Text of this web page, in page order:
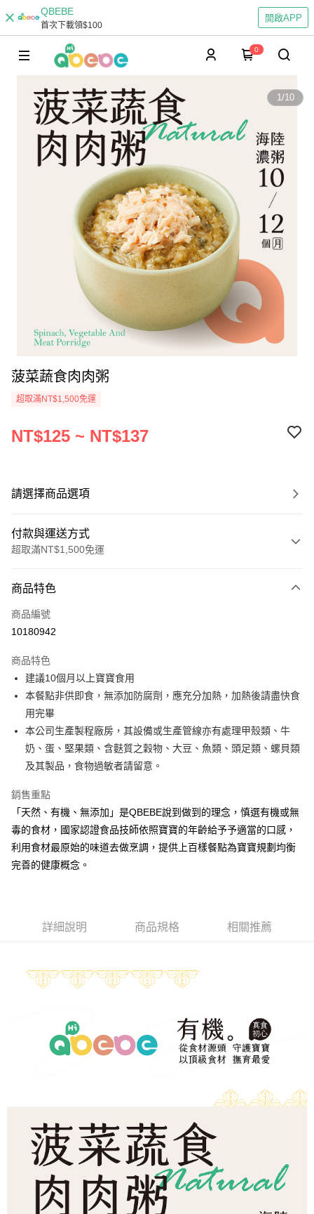
QBEBE
首次下載領$100
開啟APP
0
1/10
菠菜蔬食肉肉粥
超取滿NT$1,500免運
NT$125 ~ NT$137
請選擇商品選項
付款與運送方式
超取滿NT$1,500免運
信用卡一次付款
LINE Pay
街口支付
悠遊付
全盈+PAY
大哥付你分期
相關說明
1.本服務由台灣大哥大提供，台灣大哥大用戶可立即使用無須另外申請。
2.付款方式選擇「大哥付你分期」，訂單成立後會自動跳轉到大哥付的交易
流程，驗證手機門號後，選擇欲分期的期數、繳款截止日，確認付款後即完
成交易。
3.實際核准額度、可分期數及費用金額請依後續交易確認頁面所載為準。
4.訂單成立30分鐘內，如未前往確認交易或遇審核未通過，訂單將自動取
醒簡訊。
【注意事項】
1.本服務係由「台灣大哥大股份有限公司」（以下簡稱本公司）所提供，讓
2.基於同意付款使用「大哥付你分期」之契約關係目的，商店將以您的個人
資料（包含姓名、電話或地址）提供予台灣大哥大進項蒐集、處理及利用，
由本公司與您本人進行分期帳單所需資料之確認、核對及更正。
https://oppay.tw/userRule
AFTEE先享後付
相關說明
【關於「AFTEE先享後付」】
AFTEE先享後付是「在收到商品之後才付款」的支付方式。 讓您購物簡單
便利好安心！
１．簡單：不需註冊會員、不需綁卡、不需儲值。
１．於結帳方式選擇「AFTEE先享後付」後，將跳轉至「AFTEE先享後付」
３．收到繳費通知簡訊後14天內，點擊此簡訊中的連結，可透過四大超商／
ATM／網路銀行／等多元方式進行付款，方視為交易完成。
購買商品的店家。未經商家同意取消之訂單仍視為有效，需透過AFTEE先享
後付繳納相關費用。
※ 交易是否成功請以「AFTEE先享後付 」之結帳頁面顯示為準，若有關於
是否繳費成功／繳費後需取消欲退款等相關疑問，請聯繫「AFTEE先享後付
客戶支援中心」https://netprotections.freshdesk.com/support/home
１．透過由恩沛科技股份有限公司提供之「AFTEE先享後付」服務完成之交
易，需依本服務之必要範圍內提供個人資料，並將交易相關給付款項請求債
２．關於個人資料處理事宜，請瀏覽以下網址：
https://aftee.tw/terms/#terms3
３．未成年的使用者請事先徵得法定代理人或監護人之同意方可使用
「AFTEE先享後付」，若未經同意申辦者引起之損失，本公司不負相關責
４．使用「AFTEE先享後付」時，將依據個別帳號之用戶狀況，依本公司即
時審查核予不同之上限額度；若仍有額度不足之情形，本公司將視審查結果
冷凍宅配-本島
每筆NT$150，滿NT$1,500(含以上)免運費
冷凍宅配-離島
每筆NT$260
商品特色
商品編號
10180942
商品特色
建議10個月以上寶寶食用
本餐點非供即食，無添加防腐劑，應充分加熱，加熱後請盡快食
用完畢
本公司生產製程廠房，其設備或生產管線亦有處理甲殼類、牛
奶、蛋、堅果類、含麩質之穀物、大豆、魚類、頭足類、螺貝類
及其製品，食物過敏者請留意。
銷售重點
「天然、有機、無添加」是QBEBE說到做到的理念，慎選有機或無
毒的食材，國家認證食品技師依照寶寶的年齡給予予適當的口感，
利用食材最原始的味道去做烹調，提供上百樣餐點為寶寶規劃均衡
完善的健康概念。
詳細說明 商品規格 相關推薦